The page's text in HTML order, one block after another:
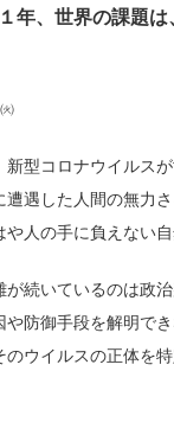
、世界の課題は
新型コロナウイルス
遇した人間の無力
人の手に負えない
が続いているのは政
防御手段を解明で
ウイルスの正体を